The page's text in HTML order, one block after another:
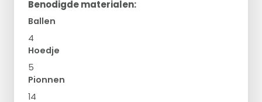
Benodigde materialen:
Ballen
4
Hoedje
5
Pionnen
14